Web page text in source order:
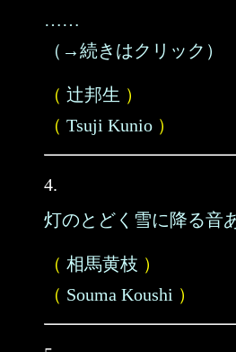
……
（→続きはクリック）
（ 辻邦生 ）
（ Tsuji Kunio ）
4.
灯のとどく雪に降る音
（ 相馬黄枝 ）
（ Souma Koushi ）